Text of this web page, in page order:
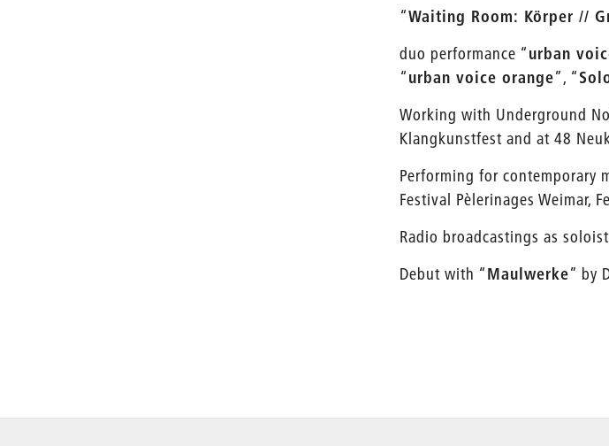
“Waiting Room: Körper //
duo performance “urban
“urban voice orange”, “
Working with Underground
Klangkunstfest and at 48
Performing for contemporary
Festival Pèlerinages Weimar,
Radio broadcastings as
Debut with “Maulwerke” by